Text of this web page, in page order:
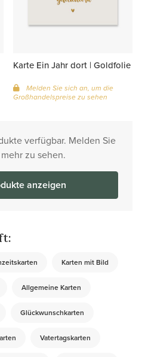
Karte Ein Jahr dort | Goldfolie
Melden Sie sich an, um die
Großhandelspreise zu sehen
verfügbar. Melden Sie
zu sehen.
anzeigen
Karten mit Bild
Allgemeine Karten
Glückwunschkarten
Vatertagskarten